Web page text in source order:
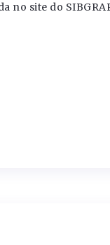
no site do